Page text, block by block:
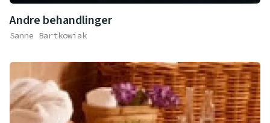
Andre behandlinger
Sanne Bartkowiak